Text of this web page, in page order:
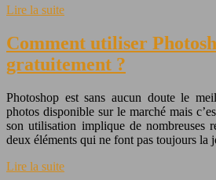
Lire la suite
Comment utiliser
gratuitement ?
Photoshop est sans aucun doute le
photos disponible sur le marché mais
son utilisation implique de nombreuses
deux éléments qui ne font pas toujours
Lire la suite